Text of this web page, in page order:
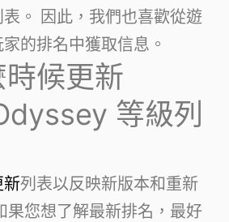
。 因此，我們也喜歡從遊
的排名中獲取信息。
候更新
等級列
新列表以反映新版本和重新
果您想了解最新排名，最好